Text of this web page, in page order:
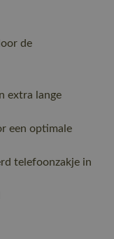
de
extra lange
een optimale
telefoonzakje in